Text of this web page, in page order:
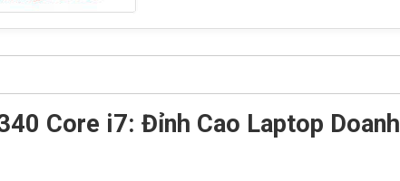
Core i7: Đỉnh Cao Laptop Doanh